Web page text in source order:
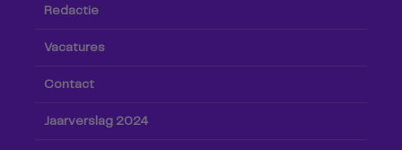
Redactie
Vacatures
Contact
Jaarverslag 2024